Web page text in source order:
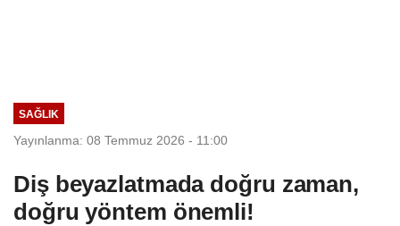
SAĞLIK
Yayınlanma: 08 Temmuz 2026 - 11:00
Diş beyazlatmada doğru zaman,
doğru yöntem önemli!